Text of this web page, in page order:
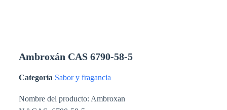
Ambroxán CAS 6790-58-5
Categoría Sabor y fragancia
Nombre del producto: Ambroxan